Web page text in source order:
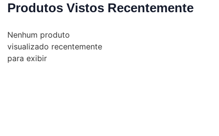
Produtos Vistos Recentemente
Nenhum produto
visualizado recentemente
para exibir